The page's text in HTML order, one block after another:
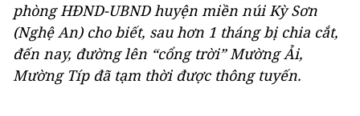
phòng HĐND-UBND huyện miền núi Kỳ Sơn
(Nghệ An) cho biết, sau hơn 1 tháng bị chia cắt,
đến nay, đường lên “cổng trời” Mường Ải,
Mường Típ đã tạm thời được thông tuyến.